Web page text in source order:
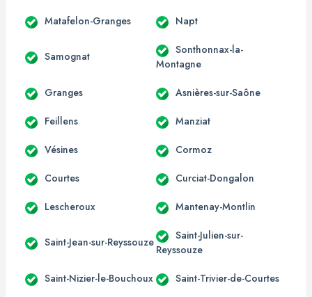
Matafelon-Granges Napt
Samognat
Sonthonnax-la-
Montagne
Granges Asnières-sur-Saône
Feillens Manziat
Vésines Cormoz
Courtes Curciat-Dongalon
Lescheroux Mantenay-Montlin
Saint-Jean-sur-Reyssouze
Saint-Julien-sur-
Reyssouze
Saint-Nizier-le-Bouchoux Saint-Trivier-de-Courtes